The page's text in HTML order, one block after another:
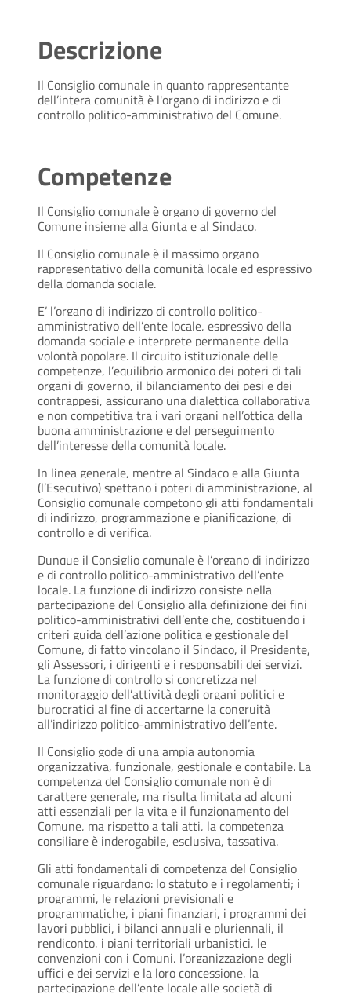
Descrizione
Il Consiglio comunale in quanto rappresentante
dell’intera comunità è l'organo di indirizzo e di
controllo politico-amministrativo del Comune.
Competenze
Il Consiglio comunale è organo di governo del
Comune insieme alla Giunta e al Sindaco.
Il Consiglio comunale è il massimo organo
rappresentativo della comunità locale ed espressivo
della domanda sociale.
E’ l’organo di indirizzo di controllo politico-
amministrativo dell’ente locale, espressivo della
domanda sociale e interprete permanente della
volontà popolare. Il circuito istituzionale delle
competenze, l’equilibrio armonico dei poteri di tali
organi di governo, il bilanciamento dei pesi e dei
contrappesi, assicurano una dialettica collaborativa
e non competitiva tra i vari organi nell’ottica della
buona amministrazione e del perseguimento
dell’interesse della comunità locale.
In linea generale, mentre al Sindaco e alla Giunta
(l’Esecutivo) spettano i poteri di amministrazione, al
Consiglio comunale competono gli atti fondamentali
di indirizzo, programmazione e pianificazione, di
controllo e di verifica.
Dunque il Consiglio comunale è l’organo di indirizzo
e di controllo politico-amministrativo dell’ente
locale. La funzione di indirizzo consiste nella
partecipazione del Consiglio alla definizione dei fini
politico-amministrativi dell’ente che, costituendo i
criteri guida dell’azione politica e gestionale del
Comune, di fatto vincolano il Sindaco, il Presidente,
gli Assessori, i dirigenti e i responsabili dei servizi.
La funzione di controllo si concretizza nel
monitoraggio dell’attività degli organi politici e
burocratici al fine di accertarne la congruità
all’indirizzo politico-amministrativo dell’ente.
Il Consiglio gode di una ampia autonomia
organizzativa, funzionale, gestionale e contabile. La
competenza del Consiglio comunale non è di
carattere generale, ma risulta limitata ad alcuni
atti essenziali per la vita e il funzionamento del
Comune, ma rispetto a tali atti, la competenza
consiliare è inderogabile, esclusiva, tassativa.
Gli atti fondamentali di competenza del Consiglio
comunale riguardano: lo statuto e i regolamenti; i
programmi, le relazioni previsionali e
programmatiche, i piani finanziari, i programmi dei
lavori pubblici, i bilanci annuali e pluriennali, il
rendiconto, i piani territoriali urbanistici, le
convenzioni con i Comuni, l’organizzazione degli
uffici e dei servizi e la loro concessione, la
partecipazione dell’ente locale alle società di